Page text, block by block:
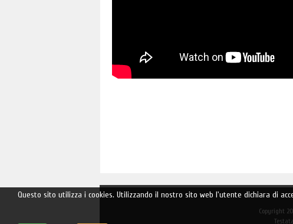
Copyright
Questo sito utilizza i cookies. Utilizzando il nostro sito web l'utente dichiara di